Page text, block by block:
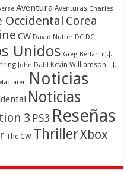
Aventura Aventuras Charles
Occidental Corea
CW David Nutter DC DC
Unidos Greg Berlanti
J.J.
John Dahl Kevin Williamson L.J.
Noticias
Noticias
3 PS3 Reseñas
The CW ThrillerXbox